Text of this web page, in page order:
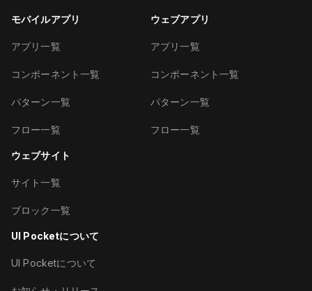
モバイルアプリ
アプリ一覧
コンポーネント一覧
パターン一覧
フロー一覧
ウェブアプリ
アプリ一覧
コンポーネント一覧
パターン一覧
フロー一覧
ウェブサイト
サイト一覧
ブロック一覧
UI Pocketについて
UI Pocketについて